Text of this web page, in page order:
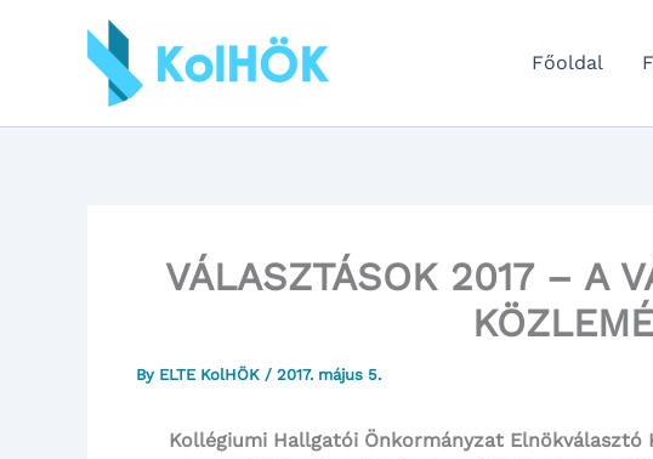
Főoldal
VÁLASZTÁSOK 2017 – A
By ELTE KolHÖK / 2017. május 5.
Kollégiumi Hallgatói Önkormányzat Elnökválasztó